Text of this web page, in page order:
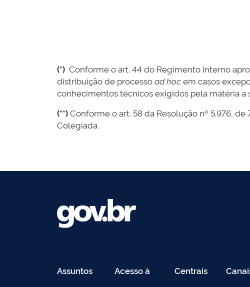
(*) Conforme o art. 44 do Regimento Interno
distribuição de processoad hocem casos
conhecimentos técnicos exigidos pela matéria a
(**)Conforme o art. 58 da Resolução nº 5.976,
Colegiada.
Assuntos Acesso à Centrais